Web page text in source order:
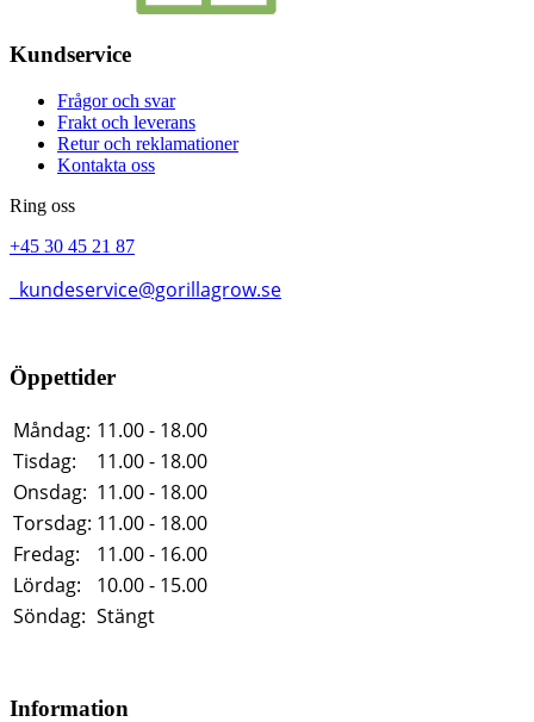
Kundservice
Frågor och svar
Frakt och leverans
Retur och reklamationer
Kontakta oss
Ring oss
+45 30 45 21 87
kundeservice@gorillagrow.se
Öppettider
Måndag: 11.00 - 18.00
Tisdag:
11.00 - 18.00
Onsdag: 11.00 - 18.00
Torsdag: 11.00 - 18.00
Fredag:
11.00 - 16.00
Lördag:
10.00 - 15.00
Söndag: Stängt
Information